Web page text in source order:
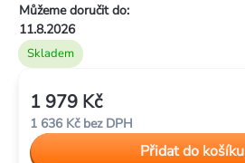
Skladem
Můžeme doručit do:
11.8.2026
1 979 Kč
1 636 Kč bez DPH
cena:
Přidat do košíku